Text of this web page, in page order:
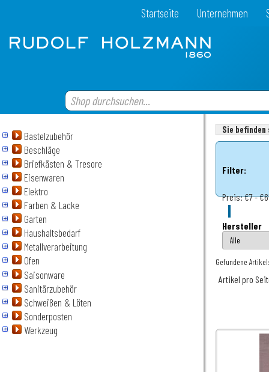
Startseite Unternehmen
Bastelzubehör
Beschläge
Briefkästen & Tresore
Eisenwaren
Elektro
Farben & Lacke
Garten
Haushaltsbedarf
Metallverarbeitung
Ofen
Saisonware
Sanitärzubehör
Schweißen & Löten
Sonderposten
Werkzeug
Sie
Filter:
Preis:€7 -
Hersteller
Gefundene
Artikel pro